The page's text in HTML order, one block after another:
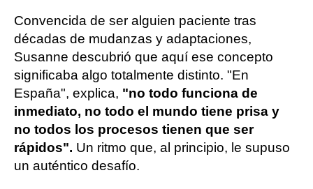
Convencida de ser alguien paciente tras
décadas de mudanzas y adaptaciones,
Susanne descubrió que aquí ese concepto
significaba algo totalmente distinto. "En
España", explica, "no todo funciona de
inmediato, no todo el mundo tiene prisa y
no todos los procesos tienen que ser
rápidos". Un ritmo que, al principio, le supuso
un auténtico desafío.